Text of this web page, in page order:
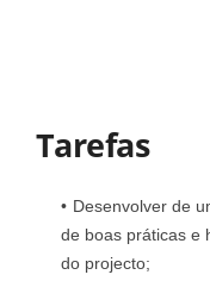
Tarefas
Desenvolver de
de boas práticas e
do projecto;